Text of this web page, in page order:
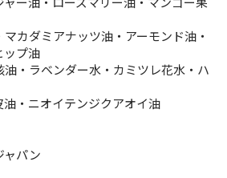
カダミアナッツ油・アーモンド油・
ップ油
・ラベンダー水・カミツレ花水・ハ
・ニオイテンジクアオイ油
ャパン